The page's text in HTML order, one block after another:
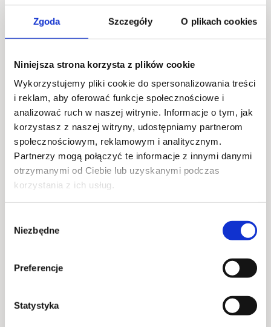
Zgoda Szczegóły O plikach cookies
Niniejsza strona korzysta z plików cookie
Wykorzystujemy pliki cookie do spersonalizowania treści
i reklam, aby oferować funkcje społecznościowe i
analizować ruch w naszej witrynie. Informacje o tym, jak
korzystasz z naszej witryny, udostępniamy partnerom
społecznościowym, reklamowym i analitycznym.
Partnerzy mogą połączyć te informacje z innymi danymi
otrzymanymi od Ciebie lub uzyskanymi podczas
korzystania z ich usług.
zgody
Niezbędne
Preferencje
Statystyka
09
SIE
HENDRICKS”S GIN NA LETNIE SPOTKANIA
2025-08-09 @ 12:00 - 2025-08-09 @ 23:30
Warsztaty